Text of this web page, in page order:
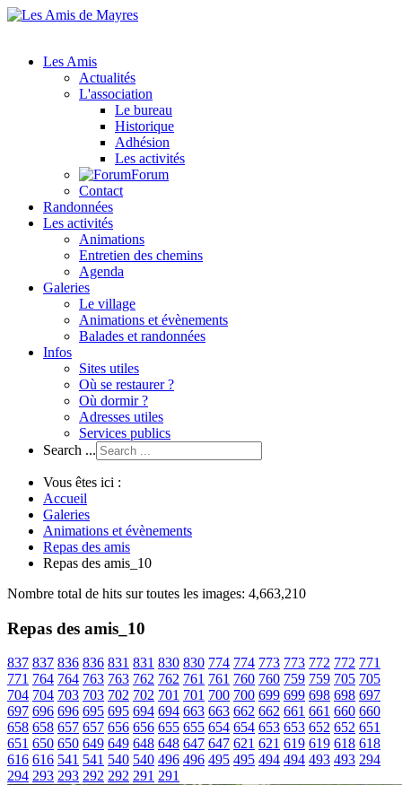
Les Amis
Actualités
L'association
Le bureau
Historique
Adhésion
Les activités
Forum
Contact
Randonnées
Les activités
Animations
Entretien des chemins
Agenda
Galeries
Le village
Animations et évènements
Balades et randonnées
Infos
Sites utiles
Où se restaurer ?
Où dormir ?
Adresses utiles
Services publics
Search ...
Vous êtes ici :
Accueil
Galeries
Animations et évènements
Repas des amis
Repas des amis_10
Nombre total de hits sur toutes les images: 4,663,210
Repas des amis_10
837 837 836 836 831 831 830 830 774 774 773 773 772 772 771
771 764 764 763 763 762 762 761 761 760 760 759 759 705 705
704 704 703 703 702 702 701 701 700 700 699 699 698 698 697
697 696 696 695 695 694 694 663 663 662 662 661 661 660 660
658 658 657 657 656 656 655 655 654 654 653 653 652 652 651
651 650 650 649 649 648 648 647 647 621 621 619 619 618 618
616 616 541 541 540 540 496 496 495 495 494 494 493 493 294
294 293 293 292 292 291 291